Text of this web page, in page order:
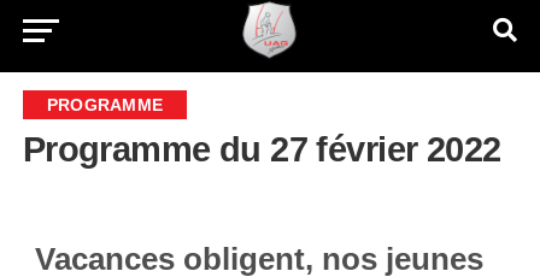
PROGRAMME
Programme du 27 février 2022
Vacances obligent, nos jeunes